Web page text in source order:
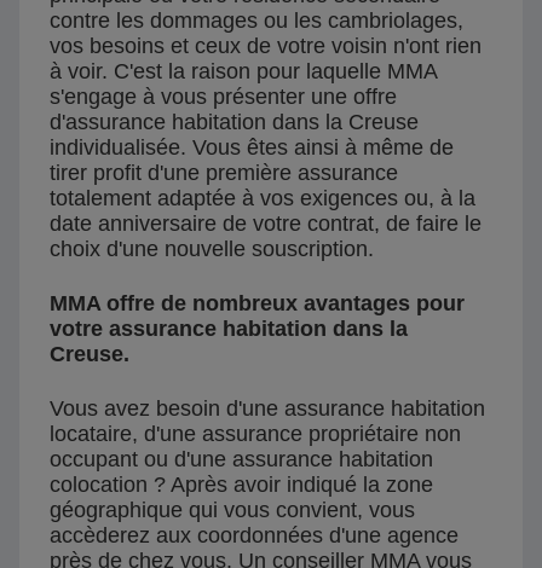
contre les dommages ou les cambriolages,
vos besoins et ceux de votre voisin n'ont rien
à voir. C'est la raison pour laquelle MMA
s'engage à vous présenter une offre
d'assurance habitation dans la Creuse
individualisée. Vous êtes ainsi à même de
tirer profit d'une première assurance
totalement adaptée à vos exigences ou, à la
date anniversaire de votre contrat, de faire le
choix d'une nouvelle souscription.
MMA offre de nombreux avantages pour
votre assurance habitation dans la
Creuse.
Vous avez besoin d'une assurance habitation
locataire, d'une assurance propriétaire non
occupant ou d'une assurance habitation
colocation ? Après avoir indiqué la zone
géographique qui vous convient, vous
accèderez aux coordonnées d'une agence
près de chez vous. Un conseiller MMA vous